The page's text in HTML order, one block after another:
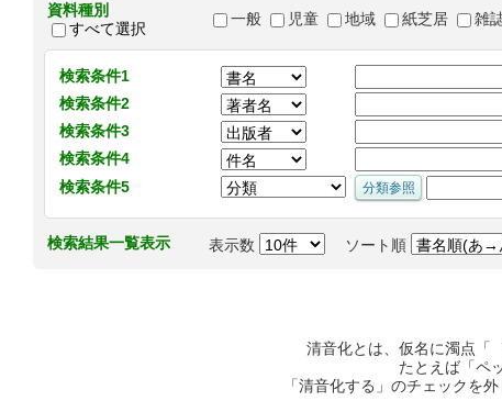
資料種別
すべて選択
一般 児童 地域 紙芝居 雑
検索条件1
検索条件2
検索条件3
検索条件4
検索条件5
検索結果一覧表示 表示数 ソート順
清音化とは、仮名に濁点「
たとえば「ペ
「清音化する」のチェックを